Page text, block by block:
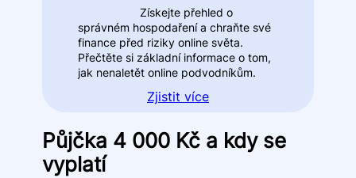
Získejte přehled o
správném hospodaření a chraňte své
finance před riziky online světa.
Přečtěte si základní informace o tom,
jak nenaletět online podvodníkům.
Zjistit více
Půjčka 4 000 Kč a kdy se
vyplatí